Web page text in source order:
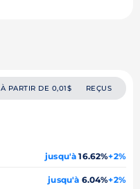
À PARTIR DE 0,01$ REÇUS
jusqu'à 16.62%+2%
jusqu'à 6.04%+2%